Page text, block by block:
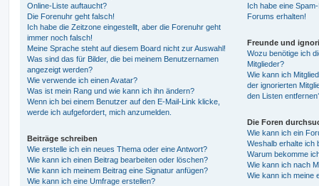
Online-Liste auftaucht?
Die Forenuhr geht falsch!
Ich habe die Zeitzone eingestellt, aber die Forenuhr geht
immer noch falsch!
Meine Sprache steht auf diesem Board nicht zur Auswahl!
Was sind das für Bilder, die bei meinem Benutzernamen
angezeigt werden?
Wie verwende ich einen Avatar?
Was ist mein Rang und wie kann ich ihn ändern?
Wenn ich bei einem Benutzer auf den E-Mail-Link klicke,
werde ich aufgefordert, mich anzumelden.
Beiträge schreiben
Wie erstelle ich ein neues Thema oder eine Antwort?
Wie kann ich einen Beitrag bearbeiten oder löschen?
Wie kann ich meinem Beitrag eine Signatur anfügen?
Wie kann ich eine Umfrage erstellen?
Ich habe eine
Forums erhalten!
Freunde und
Wozu benötige ich
Mitglieder?
Wie kann ich
der ignorierten
den Listen
Die Foren
Wie kann ich ein
Weshalb erhalte ich
Warum bekomme
Wie kann ich nach
Wie kann ich meine